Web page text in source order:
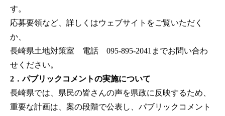
す。
応募要領など、詳しくはウェブサイトをご覧いただく
か、
長崎県土地対策室 電話 095-895-2041までお問い合わ
せください。
2．パブリックコメントの実施について
長崎県では、県民の皆さんの声を県政に反映するため、
重要な計画は、案の段階で公表し、パブリックコメント